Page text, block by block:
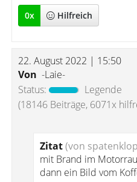
0x Hilfreich
22. August 2022 | 15:50
Von -Laie-
Status:
Legende
(18146 Beiträge, 6071x
Zitat(von
mit Brand im
dann ein Bild vom